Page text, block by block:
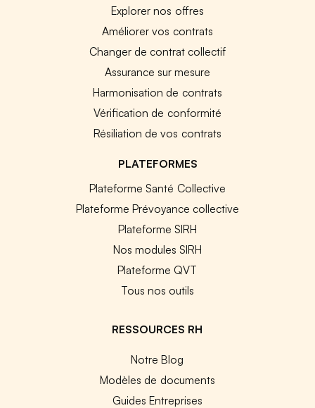
Explorer nos offres
Améliorer vos contrats
Changer de contrat collectif
Assurance sur mesure
Harmonisation de contrats
Vérification de conformité
Résiliation de vos contrats
PLATEFORMES
Plateforme Santé Collective
Plateforme Prévoyance collective
Plateforme SIRH
Nos modules SIRH
Plateforme QVT
Tous nos outils
RESSOURCES RH
Notre Blog
Modèles de documents
Guides Entreprises